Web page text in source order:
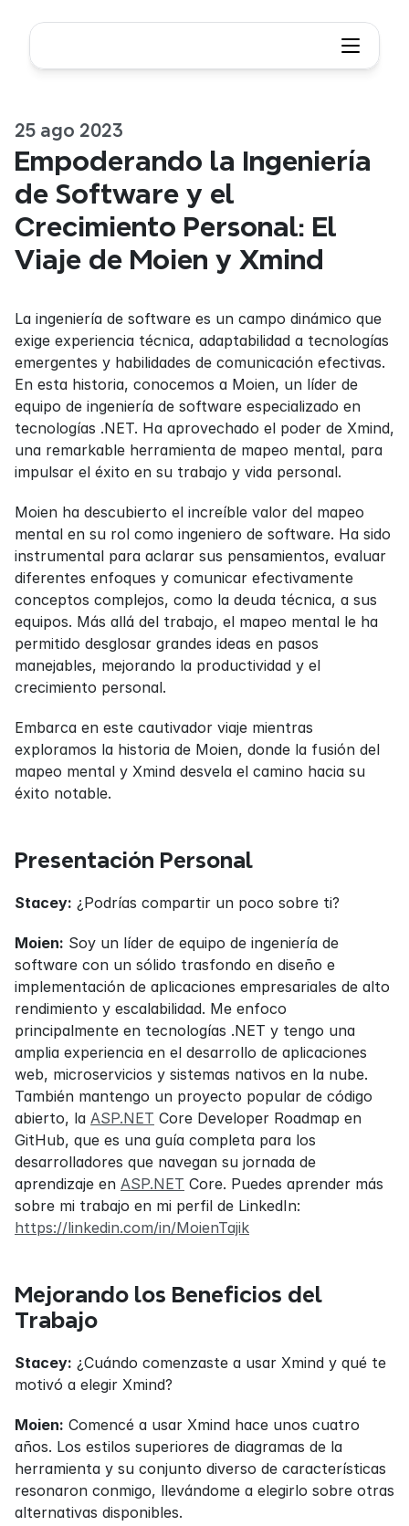
25 ago 2023
Empoderando la Ingeniería
de Software y el
Crecimiento Personal: El
Viaje de Moien y Xmind
La ingeniería de software es un campo dinámico que
exige experiencia técnica, adaptabilidad a tecnologías
emergentes y habilidades de comunicación efectivas.
En esta historia, conocemos a Moien, un líder de
equipo de ingeniería de software especializado en
tecnologías .NET. Ha aprovechado el poder de Xmind,
una remarkable herramienta de mapeo mental, para
impulsar el éxito en su trabajo y vida personal.
Moien ha descubierto el increíble valor del mapeo
mental en su rol como ingeniero de software. Ha sido
instrumental para aclarar sus pensamientos, evaluar
diferentes enfoques y comunicar efectivamente
conceptos complejos, como la deuda técnica, a sus
equipos. Más allá del trabajo, el mapeo mental le ha
permitido desglosar grandes ideas en pasos
manejables, mejorando la productividad y el
crecimiento personal.
Embarca en este cautivador viaje mientras
exploramos la historia de Moien, donde la fusión del
mapeo mental y Xmind desvela el camino hacia su
éxito notable.
Presentación Personal
Stacey: ¿Podrías compartir un poco sobre ti?
Moien: Soy un líder de equipo de ingeniería de
software con un sólido trasfondo en diseño e
implementación de aplicaciones empresariales de alto
rendimiento y escalabilidad. Me enfoco
principalmente en tecnologías .NET y tengo una
amplia experiencia en el desarrollo de aplicaciones
web, microservicios y sistemas nativos en la nube.
También mantengo un proyecto popular de código
abierto, la ASP.NET Core Developer Roadmap en
GitHub, que es una guía completa para los
desarrolladores que navegan su jornada de
aprendizaje en ASP.NET Core. Puedes aprender más
https://linkedin.com/in/MoienTajik
Mejorando los Beneficios del
Trabajo
Stacey: ¿Cuándo comenzaste a usar Xmind y qué te
motivó a elegir Xmind?
Moien: Comencé a usar Xmind hace unos cuatro
años. Los estilos superiores de diagramas de la
herramienta y su conjunto diverso de características
resonaron conmigo, llevándome a elegirlo sobre otras
alternativas disponibles.